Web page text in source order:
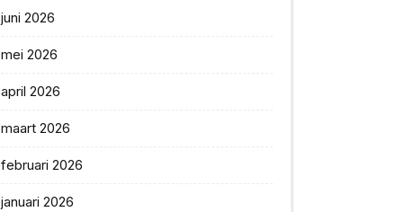
juni 2026
mei 2026
april 2026
maart 2026
februari 2026
januari 2026